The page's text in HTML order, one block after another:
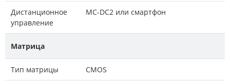
Дистанционное
управление
MC-DC2 или смартфон
Матрица
Тип матрицы CMOS